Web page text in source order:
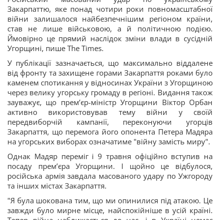
Закарпаттю, яке понад чотири роки повномасштабної
війни залишалося найбезпечнішим регіоном країни,
став не лише військовою, а й політичною подією.
Ймовірно це прямий наслідок зміни влади в сусідній
Угорщині, пише The Times.
У публікації зазначається, що максимально віддалене
від фронту та захищене горами Закарпаття роками було
каменем спотикання у відносинах України з Угорщиною
через велику угорську громаду в регіоні. Видання також
зауважує, що прем’єр-міністр Угорщини Віктор Орбан
активно використовував тему війни у своїй
передвиборчій кампанії, переконуючи угорців
Закарпаття, що перемога його опонента Петера Мадяра
на угорських виборах означатиме "війну замість миру".
Однак Мадяр переміг і 9 травня офіційно вступив на
посаду прем’єра Угорщини. І щойно це відбулося,
російська армія завдала масованого удару по Ужгороду
та інших містах Закарпаття.
"Я була шокована тим, що ми опинилися під атакою. Це
завжди було мирне місце, найспокійніше в усій країні.